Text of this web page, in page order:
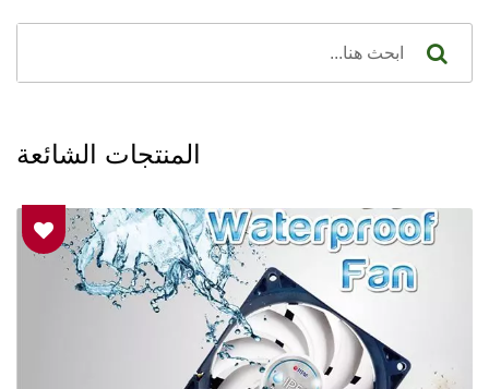
المنتجات الشائعة